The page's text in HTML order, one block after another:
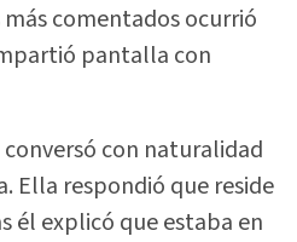
comentados ocurrió
pantalla con
con naturalidad
Ella respondió que reside
él explicó que estaba en